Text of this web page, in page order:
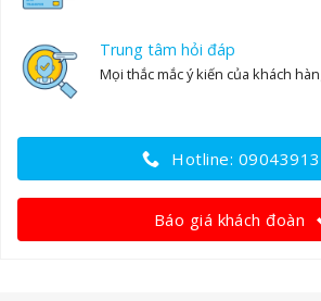
Trung tâm hỏi đáp
Mọi thắc mắc ý kiến của khách
Hotline:
Báo giá khách đoàn